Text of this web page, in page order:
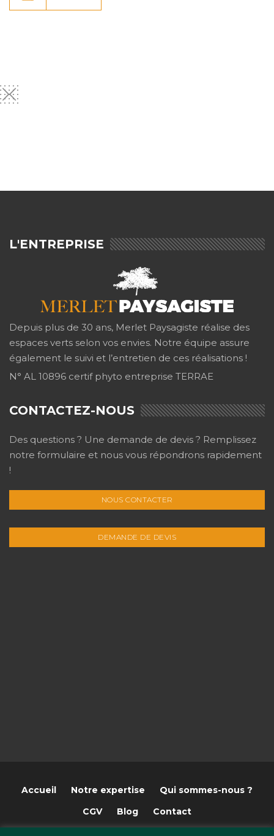
L'ENTREPRISE
Depuis plus de 30 ans, Merlet Paysagiste réalise des
espaces verts selon vos envies. Notre équipe assure
également le suivi et l’entretien de ces réalisations !
N° AL 10896 certif phyto entreprise TERRAE
CONTACTEZ-NOUS
Des questions ? Une demande de devis ? Remplissez
notre formulaire et nous vous répondrons rapidement
!
NOUS CONTACTER
DEMANDE DE DEVIS
Accueil Notre expertise
Qui sommes-nous ?
CGV
Blog Contact